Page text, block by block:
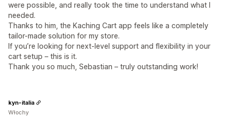
were possible, and really took the time to understand what I
needed.
Thanks to him, the Kaching Cart app feels like a completely
tailor-made solution for my store.
If you’re looking for next-level support and flexibility in your
cart setup – this is it.
Thank you so much, Sebastian – truly outstanding work!
kyn-italia
Włochy